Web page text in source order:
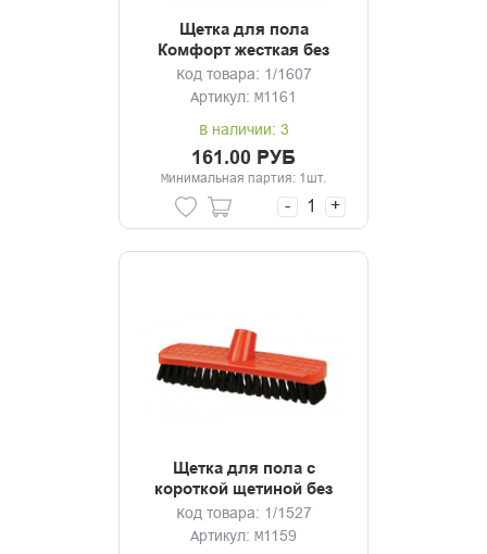
Щетка для пола
Комфорт жесткая без
черенка
Код товара: 1/1607
Артикул: М1161
В наличии: 3
161.00 РУБ
Минимальная партия: 1шт.
- +
Щетка для пола с
короткой щетиной без
черенка
Код товара: 1/1527
Артикул: М1159